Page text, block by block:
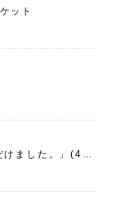
ット
「合わせてお買い上げいただけました。」(4/27)